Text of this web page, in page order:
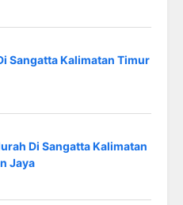
Sangatta Kalimatan Timur
Di Sangatta Kalimatan
Jaya